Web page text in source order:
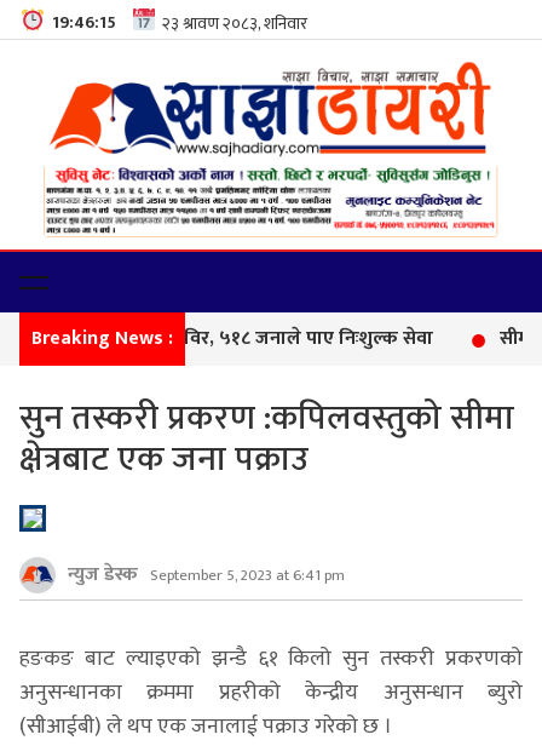
19:46:16
Breaking News :
सुन तस्करी प्रकरण :कपिलवस्तुको सीमा
क्षेत्रबाट एक जना पक्राउ
न्युज डेस्क September 5, 2023 at 6:41 pm
हङकङ बाट ल्याइएको झन्डै ६१ किलो सुन तस्करी प्रकरणको
अनुसन्धानका क्रममा प्रहरीको केन्द्रीय अनुसन्धान ब्युरो
(सीआईबी) ले थप एक जनालाई पक्राउ गरेको छ ।